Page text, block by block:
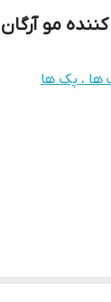
مو آرگان
، پک ها